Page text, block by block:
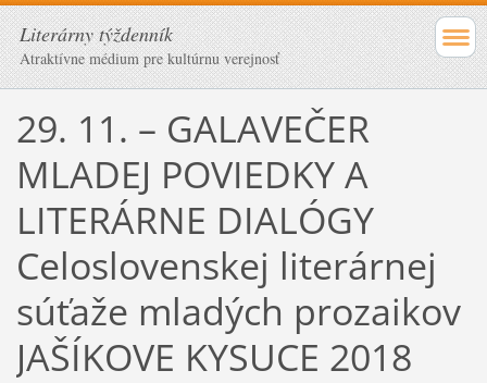
Literárny týždenník
Atraktívne médium pre kultúrnu verejnosť
29. 11. – GALAVEČER
MLADEJ POVIEDKY A
LITERÁRNE DIALÓGY
Celoslovenskej literárnej
súťaže mladých prozaikov
JAŠÍKOVE KYSUCE 2018